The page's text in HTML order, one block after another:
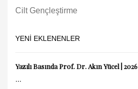
Cilt Gençleştirme
YENI EKLENENLER
Yazılı Basında Prof. Dr. Akın Yücel | 2026
...